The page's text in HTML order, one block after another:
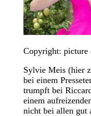
Copyright: picture
Sylvie Meis (hier
bei einem
trumpft bei
einem
nicht bei allen gut